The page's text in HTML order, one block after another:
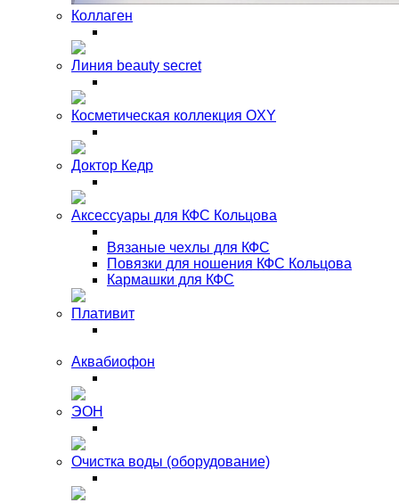
Коллаген
Линия beauty secret
Косметическая коллекция OXY
Доктор Кедр
Аксессуары для КФС Кольцова
Вязаные чехлы для КФС
Повязки для ношения КФС Кольцова
Кармашки для КФС
Плативит
Аквабиофон
ЭОН
Очистка воды (оборудование)